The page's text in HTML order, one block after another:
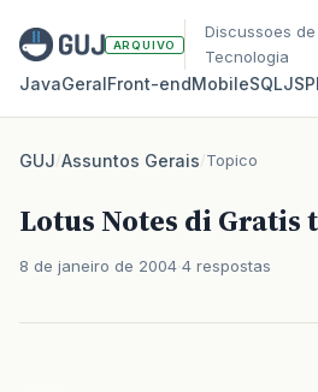
ARQUIVO
Discussoes
Tecnologia
JavaGeralFront‑endMobileSQLJS
GUJ/Assuntos Gerais/Topico
Lotus Notes di Gratis
8 de janeiro de 2004 4 respostas